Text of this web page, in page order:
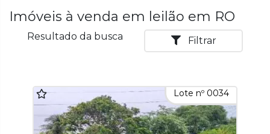
Imóveis à venda em leilão em RO
Resultado da busca Filtrar
Lote nº 0034